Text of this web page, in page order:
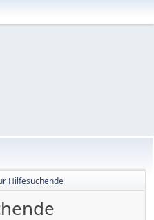
Hilfesuchende